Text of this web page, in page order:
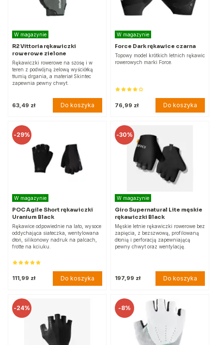
W magazynie
R2 Vittoria rękawiczki
rowerowe zielone
Rękawiczki rowerowe na szosę i w
teren z podwójną żelową wyściółką
tłumią drgania, a materiał Skintec
zapewnia pewny chwyt.
63,49 zł Do koszyka
W magazynie
Force Dark rękawice czarna
Topowy model krótkich letnich rękawic
rowerowych marki Force.
76,99 zł Do koszyka
-29%
W magazynie
POC Agile Short rękawiczki
Uranium Black
Rękawice odpowiednie na lato, wysoce
oddychająca siateczka, wentylowana
dłoń, silikonowy nadruk na palcach,
frotte na kciuku.
111,99 zł Do koszyka
-30%
W magazynie
Giro Supernatural Lite męskie
rękawiczki Black
Męskie letnie rękawiczki rowerowe bez
zapięcia, z bezszwową, profilowaną
dłonią i perforacją zapewniającą
pewny chwyt oraz wentylację.
197,99 zł Do koszyka
-24% -8%